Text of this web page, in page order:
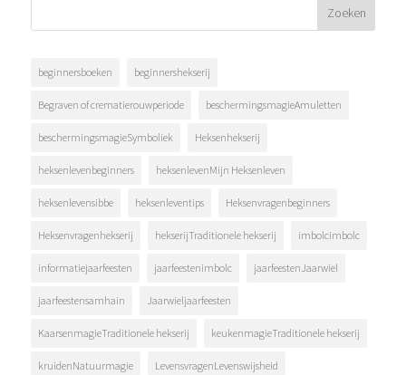
beginnersboeken beginnershekserij
Begraven of crematierouwperiode beschermingsmagieAmuletten
beschermingsmagieSymboliek Heksenhekserij
heksenlevenbeginners heksenlevenMijn Heksenleven
heksenlevensibbe heksenleventips Heksenvragenbeginners
Heksenvragenhekserij hekserijTraditionele hekserij imbolcimbolc
informatiejaarfeesten jaarfeestenimbolc jaarfeestenJaarwiel
jaarfeestensamhain Jaarwieljaarfeesten
KaarsenmagieTraditionele hekserij keukenmagieTraditionele hekserij
kruidenNatuurmagie LevensvragenLevenswijsheid